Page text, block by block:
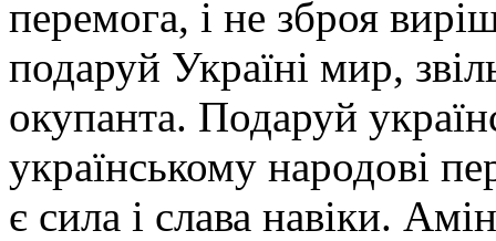
перемога, і не зброя
подаруй Україні мир,
окупанта. Подаруй
українському народові
є сила і слава навіки.